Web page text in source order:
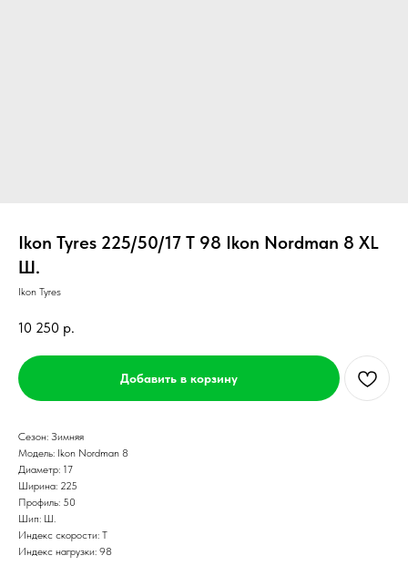
Ikon Tyres 225/50/17 T 98 Ikon Nordman 8 XL
Ш.
Ikon Tyres
10 250 р.
Добавить в корзину
Сезон: Зимняя
Модель: Ikon Nordman 8
Диаметр: 17
Ширина: 225
Профиль: 50
Шип: Ш.
Индекс скорости: T
Индекс нагрузки: 98